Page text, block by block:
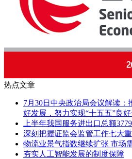
热点文章
7月30日中央政治局会议解读：
好发展，努力实现“十五五”良
上半年我国服务进出口总额
深刻把握证监会监管工作七大
物流业景气指数继续扩张 市场
夯实人工智能发展的制度保障